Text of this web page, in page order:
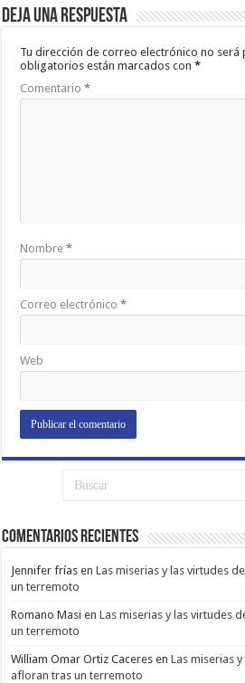
Deja una respuesta
Tu dirección de correo electrónico no será
obligatorios están marcados con*
Comentario*
Nombre*
Correo electrónico*
Web
Comentarios Recientes
Jennifer frías enLas miserias y las virtudes
un terremoto
Romano Masi enLas miserias y las virtudes
un terremoto
William Omar Ortiz Caceres enLas miserias
afloran tras un terremoto